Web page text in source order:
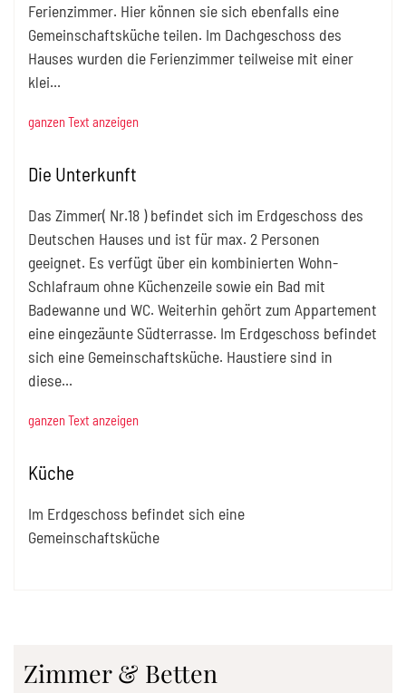
Ferienzimmer. Hier können sie sich ebenfalls eine
Gemeinschaftsküche teilen. Im Dachgeschoss des
Hauses wurden die Ferienzimmer teilweise mit einer
klei...
ganzen Text anzeigen
Die Unterkunft
Das Zimmer( Nr.18 ) befindet sich im Erdgeschoss des
Deutschen Hauses und ist für max. 2 Personen
geeignet. Es verfügt über ein kombinierten Wohn-
Schlafraum ohne Küchenzeile sowie ein Bad mit
Badewanne und WC. Weiterhin gehört zum Appartement
eine eingezäunte Südterrasse. Im Erdgeschoss befindet
sich eine Gemeinschaftsküche. Haustiere sind in
diese...
ganzen Text anzeigen
Küche
Im Erdgeschoss befindet sich eine
Gemeinschaftsküche
Zimmer & Betten